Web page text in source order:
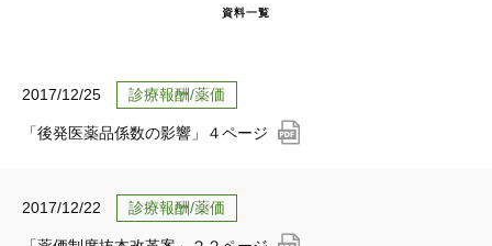
資料一覧
2017/12/25 診療報酬/薬価
「後発医薬品係数の影響」４ページ
2017/12/22 診療報酬/薬価